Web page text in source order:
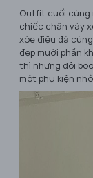
Outfit cuối cùng
chiếc chân váy
xòe điệu đà
đẹp mười phần
thì những đôi
một phụ kiện